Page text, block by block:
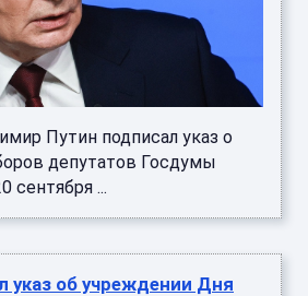
Путин подписал указ о
депутатов Госдумы
сентября ...
указ об учреждении Дня